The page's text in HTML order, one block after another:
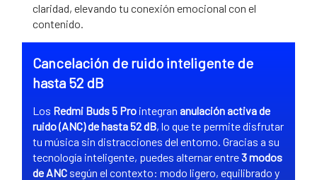
claridad, elevando tu conexión emocional con el
contenido.
Cancelación de ruido inteligente de
hasta 52 dB
Los Redmi Buds 5 Pro integran anulación activa de
ruido (ANC) de hasta 52 dB, lo que te permite disfrutar
tu música sin distracciones del entorno. Gracias a su
tecnología inteligente, puedes alternar entre3 modos
de ANC según el contexto: modo ligero, equilibrado y